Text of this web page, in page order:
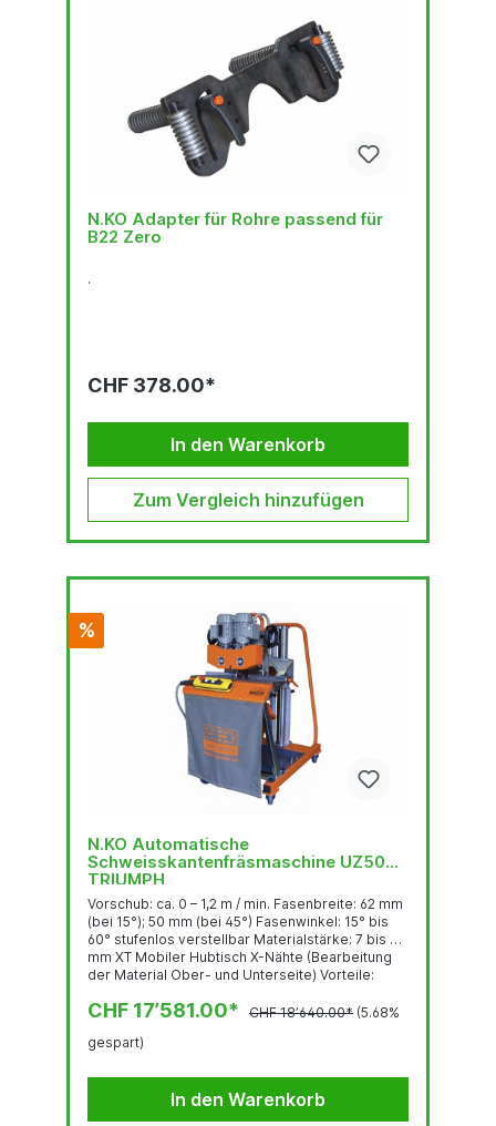
N.KO Adapter für Rohre passend für
B22 Zero
.
CHF 378.00*
In den Warenkorb
Zum Vergleich hinzufügen
%
N.KO Automatische
Schweisskantenfräsmaschine UZ50
TRIUMPH
Vorschub: ca. 0 – 1,2 m / min. Fasenbreite: 62 mm
(bei 15°); 50 mm (bei 45°) Fasenwinkel: 15° bis
60° stufenlos verstellbar Materialstärke: 7 bis 80
mm XT Mobiler Hubtisch X-Nähte (Bearbeitung
der Material Ober- und Unterseite) Vorteile:
Hochgeschwindigkeitsfräskopf mit sehr
Winkelverstellung 15° bis 50° XT Mobiler
werkzeuglos in kürzester Zeit am Hubtisch
befestigen Die...
CHF 17’581.00* CHF 18’640.00* (5.68%
gespart)
In den Warenkorb